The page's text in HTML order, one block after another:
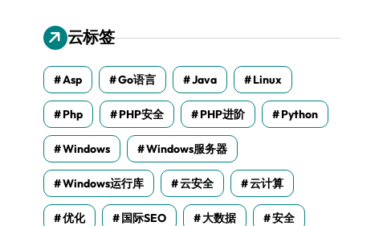
云标签
Asp Go语言 Java Linux
Php PHP安全 PHP进阶 Python
Windows Windows服务器
Windows运行库 云安全 云计算
优化 国际SEO 大数据 安全